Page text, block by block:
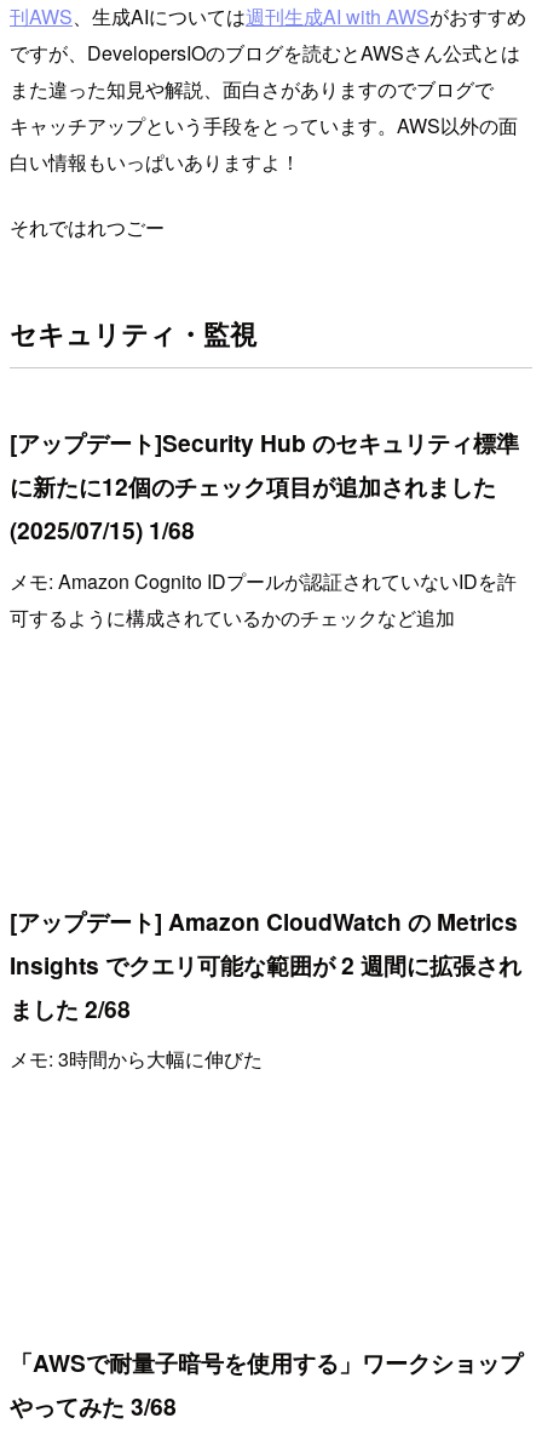
刊AWS 、生成AIについては週刊生成AI with AWSがおすすめ
ですが、DevelopersIOのブログを読むとAWSさん公式とは
また違った知見や解説、面白さがありますのでブログで
キャッチアップという手段をとっています。AWS以外の面
白い情報もいっぱいありますよ！
それではれつごー
セキュリティ・監視
[アップデート]Security Hub のセキュリティ標準
に新たに12個のチェック項目が追加されました
(2025/07/15) 1/68
メモ: Amazon Cognito IDプールが認証されていないIDを許
可するように構成されているかのチェックなど追加
[アップデート] Amazon CloudWatch の Metrics
Insights でクエリ可能な範囲が 2 週間に拡張され
ました 2/68
メモ: 3時間から大幅に伸びた
「AWSで耐量子暗号を使用する」ワークショップ
やってみた 3/68